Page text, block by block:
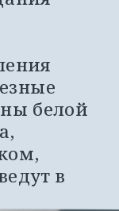
белой
в